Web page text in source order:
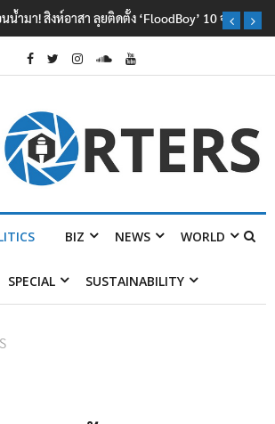
น้ำมา! สิงห์อาสา ลุยติดตั้ง ‘FloodBoy’ 10 จุด
BIZ NEWS WORLD
SPECIAL SUSTAINABILITY